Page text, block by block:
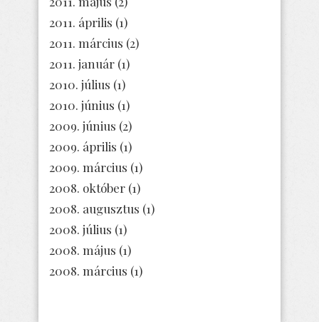
2011. április (1)
2011. március (2)
2011. január (1)
2010. július (1)
2010. június (1)
2009. június (2)
2009. április (1)
2009. március (1)
2008. október (1)
2008. augusztus (1)
2008. július (1)
2008. május (1)
2008. március (1)